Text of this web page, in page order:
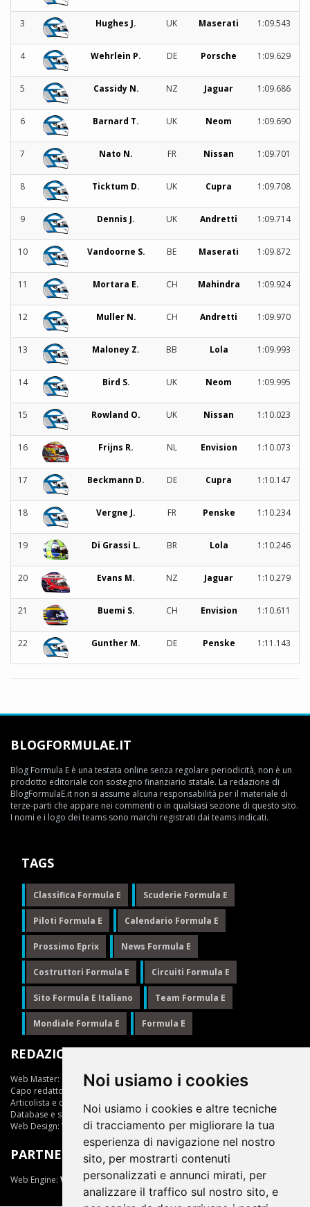
Noi usiamo i cookies
Noi usiamo i cookies e altre tecniche
di tracciamento per migliorare la tua
esperienza di navigazione nel nostro
sito, per mostrarti contenuti
personalizzati e annunci mirati, per
analizzare il traffico sul nostro sito, e
3 Hughes J. UK Maserati 1:09.543
4 Wehrlein P. DE Porsche 1:09.629
5 Cassidy N. NZ Jaguar 1:09.686
6 Barnard T. UK Neom 1:09.690
7 Nato N. FR Nissan 1:09.701
8 Ticktum D. UK Cupra 1:09.708
9 Dennis J. UK Andretti 1:09.714
10 Vandoorne S. BE Maserati 1:09.872
11 Mortara E. CH Mahindra 1:09.924
12 Muller N. CH Andretti 1:09.970
13 Maloney Z. BB Lola 1:09.993
14 Bird S. UK Neom 1:09.995
15 Rowland O. UK Nissan 1:10.023
16 Frijns R. NL Envision 1:10.073
17 Beckmann D. DE Cupra 1:10.147
18 Vergne J. FR Penske 1:10.234
19 Di Grassi L. BR Lola 1:10.246
20 Evans M. NZ Jaguar 1:10.279
21 Buemi S. CH Envision 1:10.611
22 Gunther M. DE Penske 1:11.143
BLOGFORMULAE.IT
Blog Formula E è una testata online senza regolare periodicità, non è un
prodotto editoriale con sostegno finanziario statale. La redazione di
BlogFormulaE.it non si assume alcuna responsabilità per il materiale di
terze-parti che appare nei commenti o in qualsiasi sezione di questo sito.
I nomi e i logo dei teams sono marchi registrati dai teams indicati.
TAGS
Classifica Formula E Scuderie Formula E
Piloti Formula E Calendario Formula E
Prossimo Eprix News Formula E
Costruttori Formula E Circuiti Formula E
Sito Formula E Italiano Team Formula E
Mondiale Formula E Formula E
REDAZIONE
Web Master:
Ing.Daniele Muscarella
Capo redattore:
Giuseppe Cianci
Articolista e opinionista:
Giuseppe Cianci
Database e statistiche: Marcella Toschi
Web Design: Vittorio Arena
PARTNER
Web Engine: ViDa 3.0